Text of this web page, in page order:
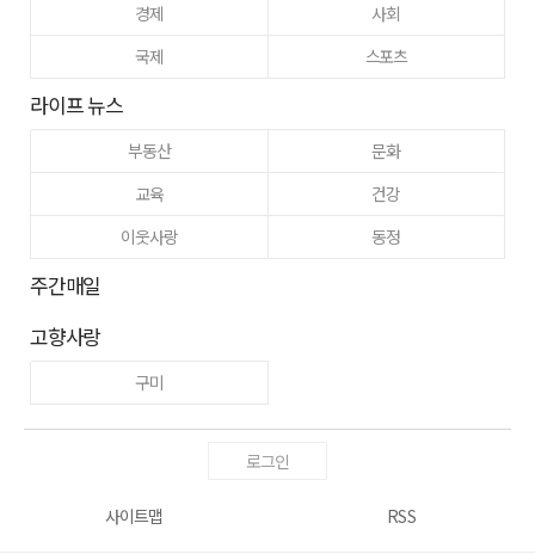
경제
사회
국제
스포츠
라이프 뉴스
부동산
문화
교육
건강
이웃사랑
동정
주간매일
고향사랑
구미
로그인
사이트맵 RSS